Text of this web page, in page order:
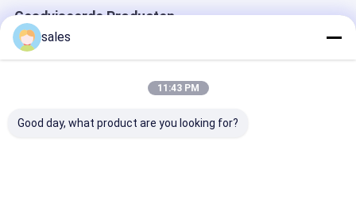
Geadviseerde Producten
sales
11:43 PM
Good day, what product are you looking for?